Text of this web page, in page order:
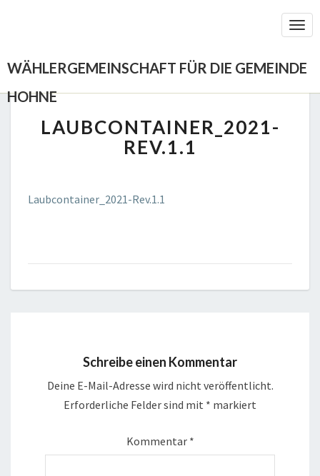
WÄHLERGEMEINSCHAFT FÜR DIE GEMEINDE
HOHNE
REV.1.1
LAUBCONTAINER_2021-
REV.1.1
Laubcontainer_2021-Rev.1.1
Schreibe einen Kommentar
Deine E-Mail-Adresse wird nicht veröffentlicht.
Erforderliche Felder sind mit * markiert
Kommentar *